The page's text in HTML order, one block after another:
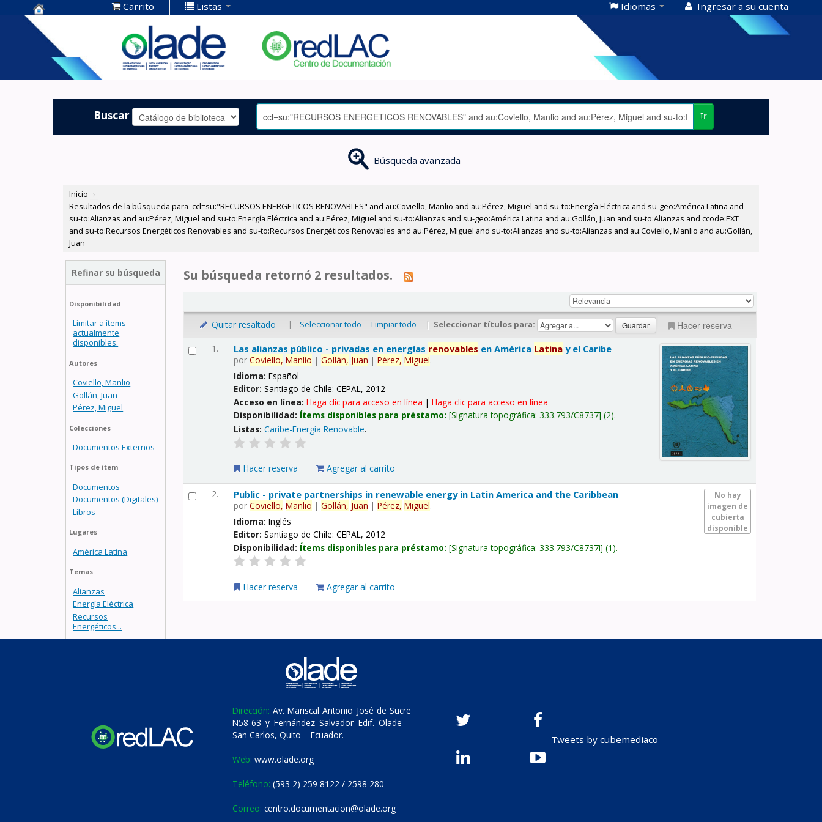
Centro de
Documentación
OLADE -
Carrito Listas Idiomas Ingresar a su cuenta
Buscar Ir
Búsqueda avanzada
Inicio ›
Resultados de la búsqueda para 'ccl=su:"RECURSOS ENERGETICOS RENOVABLES" and au:Coviello, Manlio and au:Pérez, Miguel and su-to:Energía Eléctrica and su-geo:América Latina and
su-to:Alianzas and au:Pérez, Miguel and su-to:Energía Eléctrica and au:Pérez, Miguel and su-to:Alianzas and su-geo:América Latina and au:Gollán, Juan and su-to:Alianzas and ccode:EXT
and su-to:Recursos Energéticos Renovables and su-to:Recursos Energéticos Renovables and au:Pérez, Miguel and su-to:Alianzas and su-to:Alianzas and au:Coviello, Manlio and au:Gollán,
Juan'
Refinar su búsqueda
Disponibilidad
Limitar a ítems
actualmente
disponibles.
Autores
Coviello, Manlio
Gollán, Juan
Pérez, Miguel
Colecciones
Documentos Externos
Tipos de ítem
Documentos
Documentos (Digitales)
Libros
Lugares
América Latina
Temas
Alianzas
Energía Eléctrica
Recursos
Energéticos...
Su búsqueda retornó 2 resultados.
Quitar resaltado | Seleccionar todo Limpiar todo | Seleccionar títulos para: Hacer reserva
1. Las alianzas público - privadas en energías renovables en América Latina y el Caribe
porCoviello, Manlio |Gollán, Juan |Pérez, Miguel.
Idioma:Español
Editor:Santiago de Chile: CEPAL, 2012
Acceso en línea:Haga clic para acceso en línea |Haga clic para acceso en línea
Disponibilidad: Ítems disponibles para préstamo: Signatura topográfica:333.793/C8737 (2).
Listas: Caribe-Energía Renovable.
Hacer reserva Agregar al carrito
2.
No hay
imagen de
cubierta
disponible
Public - private partnerships in renewable energy in Latin America and the Caribbean
porCoviello, Manlio |Gollán, Juan |Pérez, Miguel.
Idioma:Inglés
Editor:Santiago de Chile: CEPAL, 2012
Disponibilidad: Ítems disponibles para préstamo: Signatura topográfica:333.793/C8737i (1).
Hacer reserva Agregar al carrito
Dirección: Av. Mariscal Antonio José de Sucre
N58-63 y Fernández Salvador Edif. Olade –
San Carlos, Quito – Ecuador.
Web: www.olade.org
Teléfono: (593 2) 259 8122 / 2598 280
Correo: centro.documentacion@olade.org
Tweets by cubemediaco